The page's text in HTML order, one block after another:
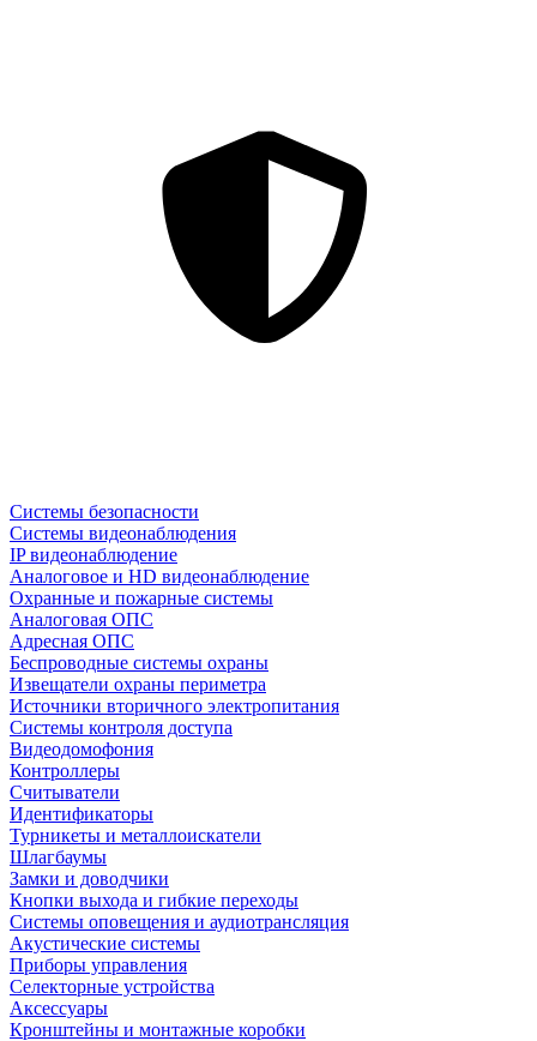
Системы безопасности
Системы видеонаблюдения
IP видеонаблюдение
Аналоговое и HD видеонаблюдение
Охранные и пожарные системы
Аналоговая ОПС
Адресная ОПС
Беспроводные системы охраны
Извещатели охраны периметра
Источники вторичного электропитания
Системы контроля доступа
Видеодомофония
Контроллеры
Считыватели
Идентификаторы
Турникеты и металлоискатели
Шлагбаумы
Замки и доводчики
Кнопки выхода и гибкие переходы
Системы оповещения и аудиотрансляция
Акустические системы
Приборы управления
Селекторные устройства
Аксессуары
Кронштейны и монтажные коробки